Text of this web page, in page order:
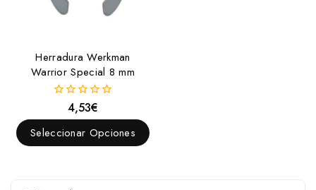
Herradura Werkman
Warrior Special 8 mm
fuera
de
4,53€
Seleccionar Opciones